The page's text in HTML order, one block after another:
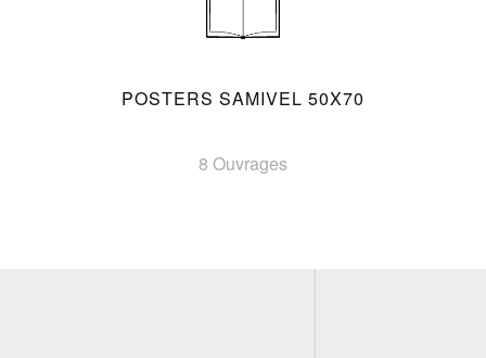
POSTERS SAMIVEL 50X70
8 Ouvrages